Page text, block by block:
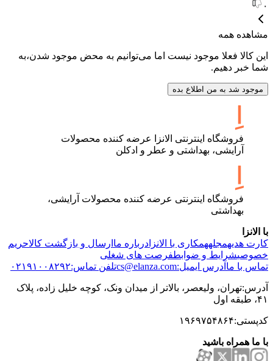
۰
مشاهده همه
این کالا فعلا موجود نیست اما می‌توانیم به محض موجود شدن،به
شما خبر دهیم.
موجود شد به من اطلاع بده
فروشگاه اینترنتی الانزا عرضه کننده محصولات
آرایشی، بهداشتی و عطر و ادکلن
فروشگاه اینترنتی عرضه کننده محصولات آرایشی،
بهداشتی
با الانزا
کارت هدیهمجلههمکاری با الانزا درباره ما ارسال و بازگشت کالاحریم
خصوصیشرایط و ضوابطفرصت های شغلی
تماس با ما آدرس ایمیل:cs@elanza.com تلفن تماس:۰۲۱۹۱۰۰۸۲۹۲
آدرس:تهران، ولیعصر، بالاتر از میدان ونک، کوچه خلیل زاده، پلاک
۴۱، طبقه اول
کدپستی:۱۹۶۹۷۵۴۸۶۴
با ما همراه باشید